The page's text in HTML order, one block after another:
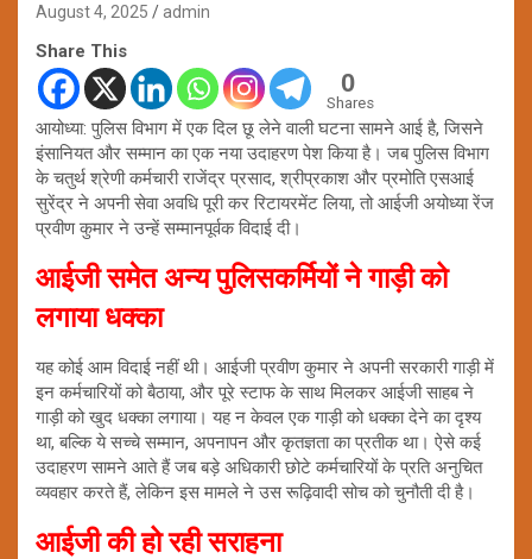
August 4, 2025 admin
Share This
0
Shares
आयोध्या: पुलिस विभाग में एक दिल छू लेने वाली घटना सामने आई है, जिसने
इंसानियत और सम्मान का एक नया उदाहरण पेश किया है। जब पुलिस विभाग
के चतुर्थ श्रेणी कर्मचारी राजेंद्र प्रसाद, श्रीप्रकाश और प्रमोति एसआई
सुरेंद्र ने अपनी सेवा अवधि पूरी कर रिटायरमेंट लिया, तो आईजी अयोध्या रेंज
प्रवीण कुमार ने उन्हें सम्मानपूर्वक विदाई दी।
आईजी समेत अन्य पुलिसकर्मियों ने गाड़ी को
लगाया धक्का
यह कोई आम विदाई नहीं थी। आईजी प्रवीण कुमार ने अपनी सरकारी गाड़ी में
इन कर्मचारियों को बैठाया, और पूरे स्टाफ के साथ मिलकर आईजी साहब ने
गाड़ी को खुद धक्का लगाया। यह न केवल एक गाड़ी को धक्का देने का दृश्य
था, बल्कि ये सच्चे सम्मान, अपनापन और कृतज्ञता का प्रतीक था। ऐसे कई
उदाहरण सामने आते हैं जब बड़े अधिकारी छोटे कर्मचारियों के प्रति अनुचित
व्यवहार करते हैं, लेकिन इस मामले ने उस रूढ़िवादी सोच को चुनौती दी है।
आईजी की हो रही सराहना